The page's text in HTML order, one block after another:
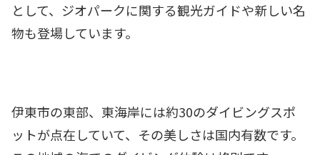
として、ジオパークに関する観光ガイドや新しい名
物も登場しています。
伊東市の東部、東海岸には約30のダイビングスポ
ットが点在していて、その美しさは国内有数です。